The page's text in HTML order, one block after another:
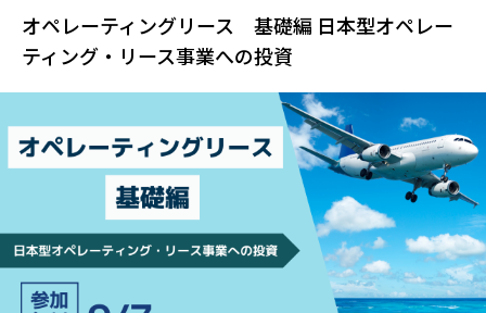
オペレーティングリース 基礎編 日本型オペレー
ティング・リース事業への投資